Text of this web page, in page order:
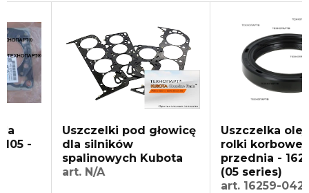
Uszczelki pod głowicę
dla silników
spalinowych Kubota
art. N/A
Uszczelka olejowa
rolki korbowej
przednia - 16259-
(05 series)
art. 16259-04210